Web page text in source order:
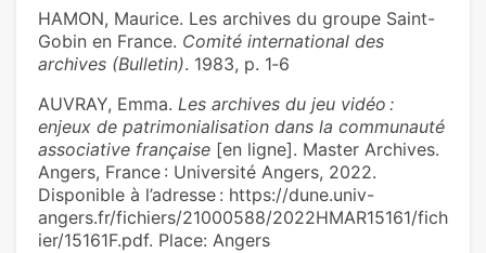
HAMON, Maurice. Les archives du groupe Saint-
Gobin en France. Comité international des
archives (Bulletin). 1983, p. 1‑6
AUVRAY, Emma. Les archives du jeu vidéo :
enjeux de patrimonialisation dans la communauté
associative française [en ligne]. Master Archives.
Angers, France : Université Angers, 2022.
Disponible à l’adresse : https://dune.univ-
angers.fr/fichiers/21000588/2022HMAR15161/fich
ier/15161F.pdf. Place: Angers